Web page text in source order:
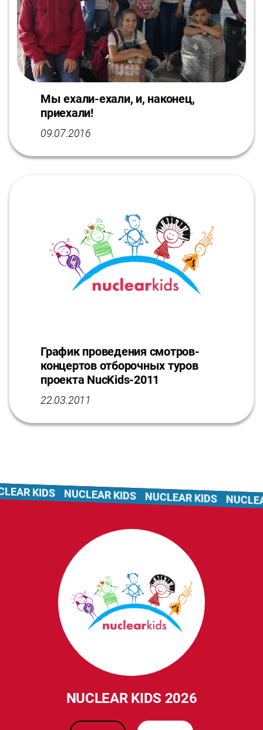
Мы ехали-ехали, и, наконец,
приехали!
09.07.2016
График проведения смотров-
концертов отборочных туров
проекта NucKids-2011
22.03.2011
NUCLEAR KIDS 2026
KIDS NUCLEAR KIDS NUCLEAR KIDS